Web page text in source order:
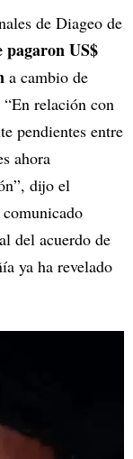
de Diageo de
pagaron US$
a cambio de
relación con
pendientes entre
ahora
dijo el
del acuerdo de
ya ha revelado